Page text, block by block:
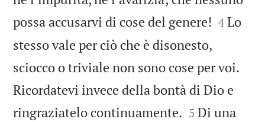
possa accusarvi di cose del genere! 

4 Lo
stesso vale per ciò che è disonesto,
sciocco o triviale non sono cose per voi.
Ricordatevi invece della bontà di Dio e
ringraziatelo continuamente. 

5 Di una